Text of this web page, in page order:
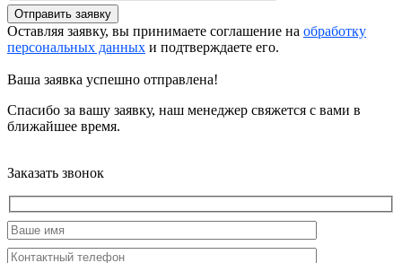
Отправить заявку
Оставляя заявку, вы принимаете соглашение на обработку
персональных данных и подтверждаете его.
Ваша заявка успешно отправлена!
Спасибо за вашу заявку, наш менеджер свяжется с вами в
ближайшее время.
Заказать звонок